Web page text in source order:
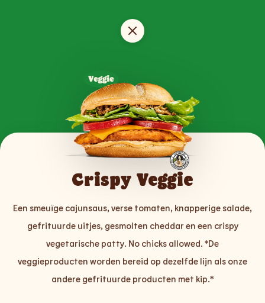
Crispy Veggie
Een smeuïge cajunsaus, verse tomaten, knapperige salade,
gefrituurde uitjes, gesmolten cheddar en een crispy
vegetarische patty. No chicks allowed. *De
veggieproducten worden bereid op dezelfde lijn als onze
andere gefrituurde producten met kip.*